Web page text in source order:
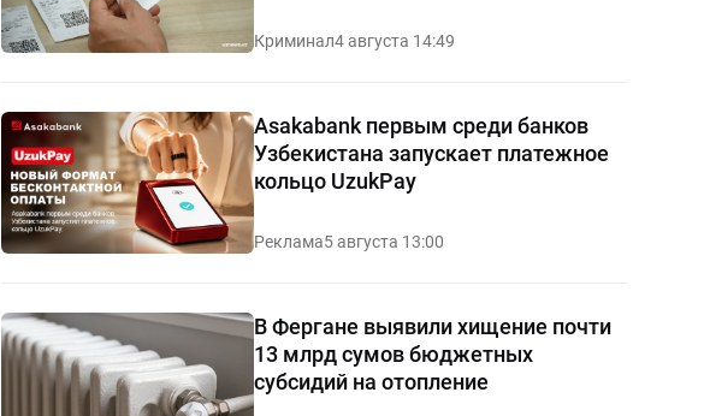
Криминал4 августа 14:49
Asakabank первым среди банков
Узбекистана запускает платежное
кольцо UzukPay
Реклама5 августа 13:00
В Фергане выявили хищение почти
13 млрд сумов бюджетных
субсидий на отопление